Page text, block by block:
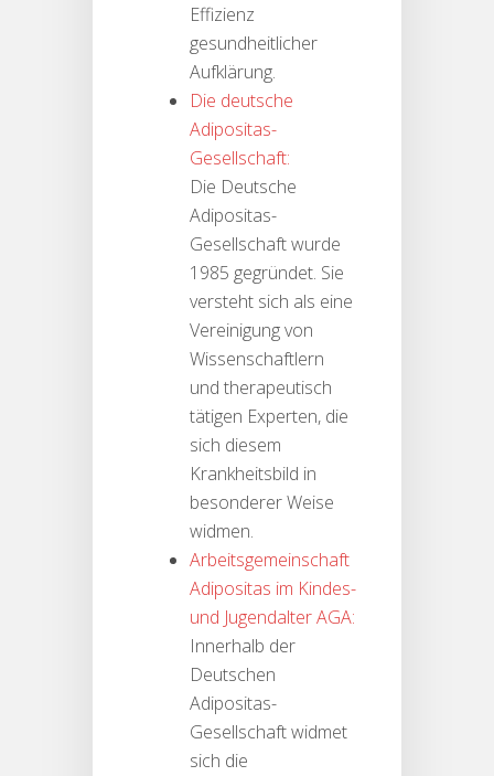
Effizienz
gesundheitlicher
Aufklärung.
Die deutsche
Adipositas-
Gesellschaft:
Die Deutsche
Adipositas-
Gesellschaft wurde
1985 gegründet. Sie
versteht sich als eine
Vereinigung von
Wissenschaftlern
und therapeutisch
tätigen Experten, die
sich diesem
Krankheitsbild in
besonderer Weise
widmen.
Arbeitsgemeinschaft
Adipositas im Kindes-
und Jugendalter AGA:
Innerhalb der
Deutschen
Adipositas-
Gesellschaft widmet
sich die